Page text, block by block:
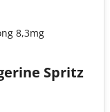
8,3mg
Spritz